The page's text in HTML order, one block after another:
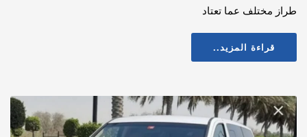
طراز مختلف عما تعتاد
قراءة المزيد..